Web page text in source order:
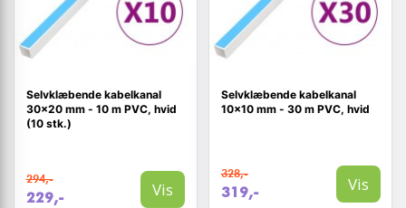
Selvklæbende kabelkanal
30×20 mm - 10 m PVC, hvid
(10 stk.)
294,-
229,- Vis
Selvklæbende kabelkanal
10×10 mm - 30 m PVC, hvid
328,-
319,- Vis